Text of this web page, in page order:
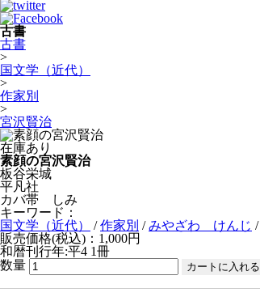
古書
古書
>
国文学（近代）
>
作家別
>
宮沢賢治
在庫あり
素顔の宮沢賢治
板谷栄城
平凡社
カバ帯 しみ
キーワード：
国文学（近代）
/作家別 /みやざわ けんじ /
販売価格(税込)：1,000円
和暦刊行年:平4 1冊
数量